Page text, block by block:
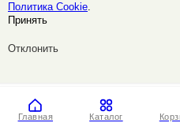
Политика Cookie.
Принять
Отклонить
Главная Каталог